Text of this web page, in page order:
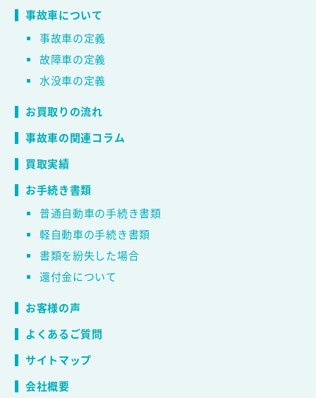
事故車について
事故車の定義
故障車の定義
水没車の定義
お買取りの流れ
事故車の関連コラム
買取実績
お手続き書類
普通自動車の手続き書類
軽自動車の手続き書類
書類を紛失した場合
還付金について
お客様の声
よくあるご質問
サイトマップ
会社概要